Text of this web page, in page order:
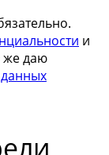
и
же даю